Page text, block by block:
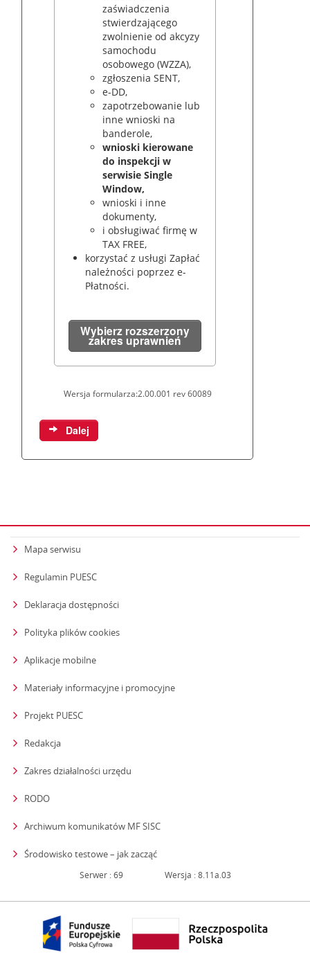
Mapa serwisu
Regulamin PUESC
Deklaracja dostępności
Polityka plików cookies
Aplikacje mobilne
Materiały informacyjne i promocyjne
Projekt PUESC
Redakcja
Zakres działalności urzędu
RODO
Archiwum komunikatów MF SISC
Środowisko testowe – jak zacząćstrona otwiera się w nowym oknie
Serwer : 69 Wersja : 8.11a.03